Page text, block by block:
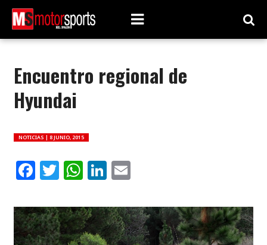
Encuentro regional de
Hyundai
NOTICIAS | 8 JUNIO, 2015
Facebook
Twitter
WhatsApp
LinkedIn
Email